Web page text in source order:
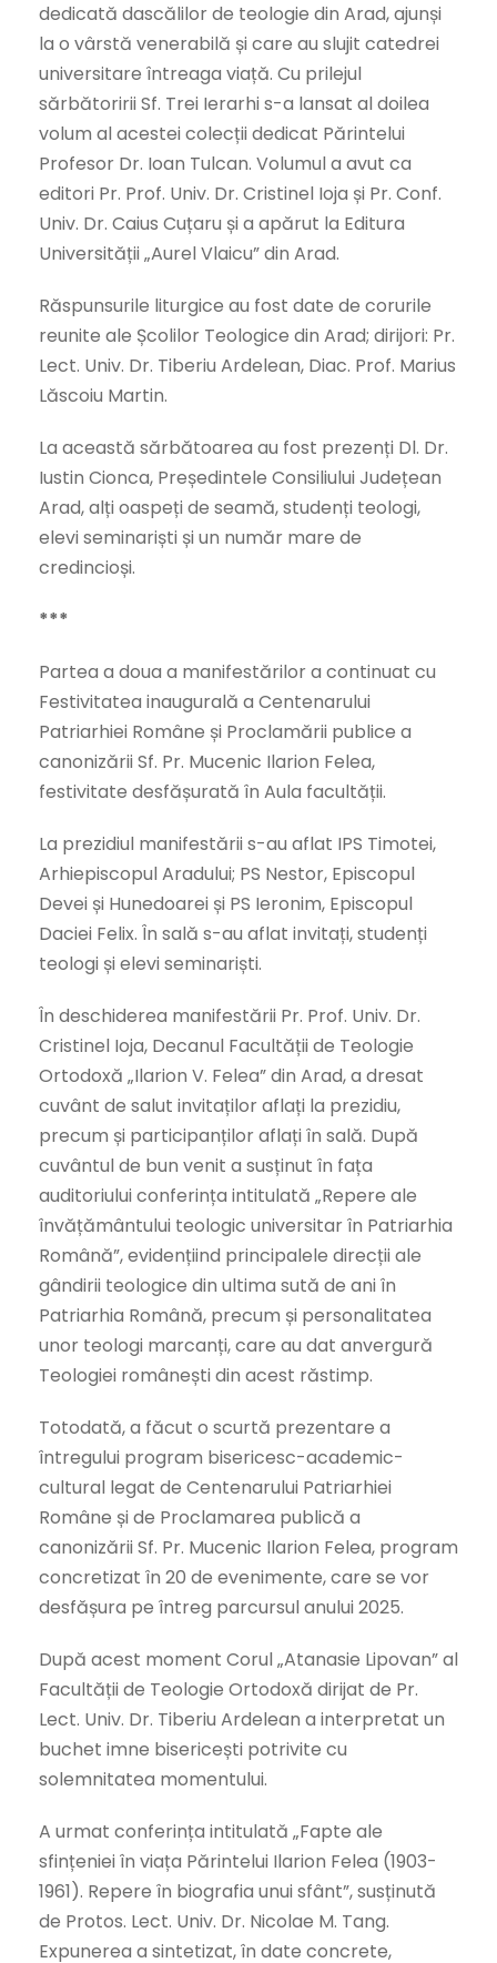
dedicată dascălilor de teologie din Arad, ajunși
la o vârstă venerabilă și care au slujit catedrei
universitare întreaga viață. Cu prilejul
sărbătoririi Sf. Trei Ierarhi s-a lansat al doilea
volum al acestei colecții dedicat Părintelui
Profesor Dr. Ioan Tulcan. Volumul a avut ca
editori Pr. Prof. Univ. Dr. Cristinel Ioja și Pr. Conf.
Univ. Dr. Caius Cuțaru și a apărut la Editura
Universității „Aurel Vlaicu” din Arad.
Răspunsurile liturgice au fost date de corurile
reunite ale Școlilor Teologice din Arad; dirijori: Pr.
Lect. Univ. Dr. Tiberiu Ardelean, Diac. Prof. Marius
Lăscoiu Martin.
La această sărbătoarea au fost prezenți Dl. Dr.
Iustin Cionca, Președintele Consiliului Județean
Arad, alți oaspeți de seamă, studenți teologi,
elevi seminariști și un număr mare de
credincioși.
***
Partea a doua a manifestărilor a continuat cu
Festivitatea inaugurală a Centenarului
Patriarhiei Române și Proclamării publice a
canonizării Sf. Pr. Mucenic Ilarion Felea,
festivitate desfășurată în Aula facultății.
La prezidiul manifestării s-au aflat IPS Timotei,
Arhiepiscopul Aradului; PS Nestor, Episcopul
Devei și Hunedoarei și PS Ieronim, Episcopul
Daciei Felix. În sală s-au aflat invitați, studenți
teologi și elevi seminariști.
În deschiderea manifestării Pr. Prof. Univ. Dr.
Cristinel Ioja, Decanul Facultății de Teologie
Ortodoxă „Ilarion V. Felea” din Arad, a dresat
cuvânt de salut invitaților aflați la prezidiu,
precum și participanților aflați în sală. După
cuvântul de bun venit a susținut în fața
auditoriului conferința intitulată „Repere ale
învățământului teologic universitar în Patriarhia
Română”, evidențiind principalele direcții ale
gândirii teologice din ultima sută de ani în
Patriarhia Română, precum și personalitatea
unor teologi marcanți, care au dat anvergură
Teologiei românești din acest răstimp.
Totodată, a făcut o scurtă prezentare a
întregului program bisericesc-academic-
cultural legat de Centenarului Patriarhiei
Române și de Proclamarea publică a
canonizării Sf. Pr. Mucenic Ilarion Felea, program
concretizat în 20 de evenimente, care se vor
desfășura pe întreg parcursul anului 2025.
După acest moment Corul „Atanasie Lipovan” al
Facultății de Teologie Ortodoxă dirijat de Pr.
Lect. Univ. Dr. Tiberiu Ardelean a interpretat un
buchet imne bisericești potrivite cu
solemnitatea momentului.
A urmat conferința intitulată „Fapte ale
sfințeniei în viața Părintelui Ilarion Felea (1903-
1961). Repere în biografia unui sfânt”, susținută
de Protos. Lect. Univ. Dr. Nicolae M. Tang.
Expunerea a sintetizat, în date concrete,